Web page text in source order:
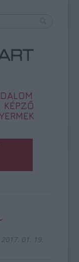
KÉPZŐ
2017. 01. 19.